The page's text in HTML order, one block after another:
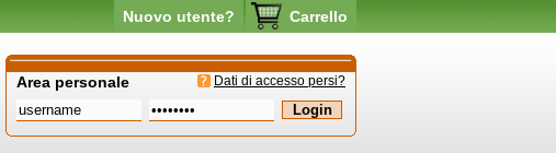
Nuovo utente? Carrello
Dati di accesso persi?
Area personale